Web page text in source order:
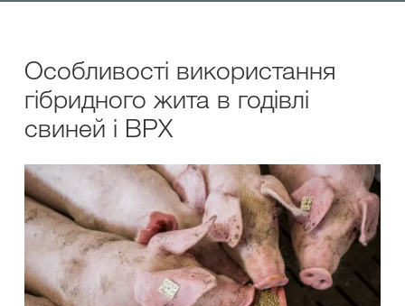
Особливості використання
гібридного жита в годівлі
свиней і ВРХ